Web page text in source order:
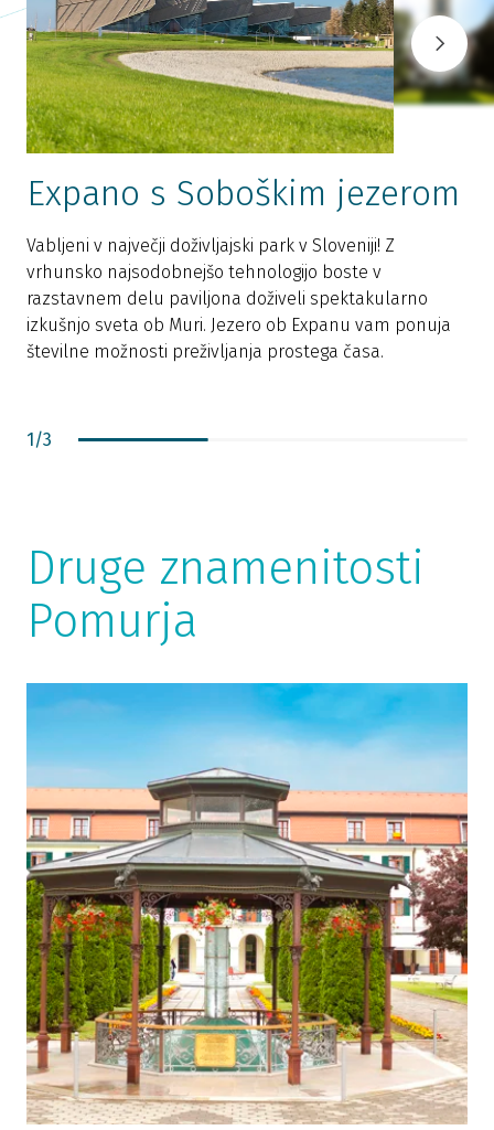
Expano s Soboškim jezerom
Vabljeni v največji doživljajski park v Sloveniji! Z
vrhunsko najsodobnejšo tehnologijo boste v
razstavnem delu paviljona doživeli spektakularno
izkušnjo sveta ob Muri. Jezero ob Expanu vam ponuja
številne možnosti preživljanja prostega časa.
1/3
Druge znamenitosti
Pomurja